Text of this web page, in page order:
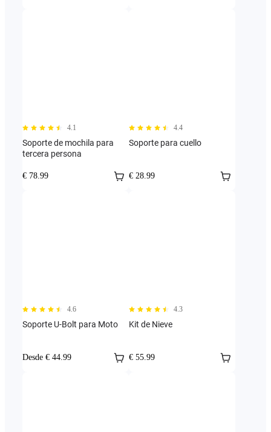
4.1
Soporte de mochila para
tercera persona
€ 78.99
4.4
Soporte para cuello
€ 28.99
4.6
Soporte U-Bolt para Moto
Desde € 44.99
4.3
Kit de Nieve
€ 55.99